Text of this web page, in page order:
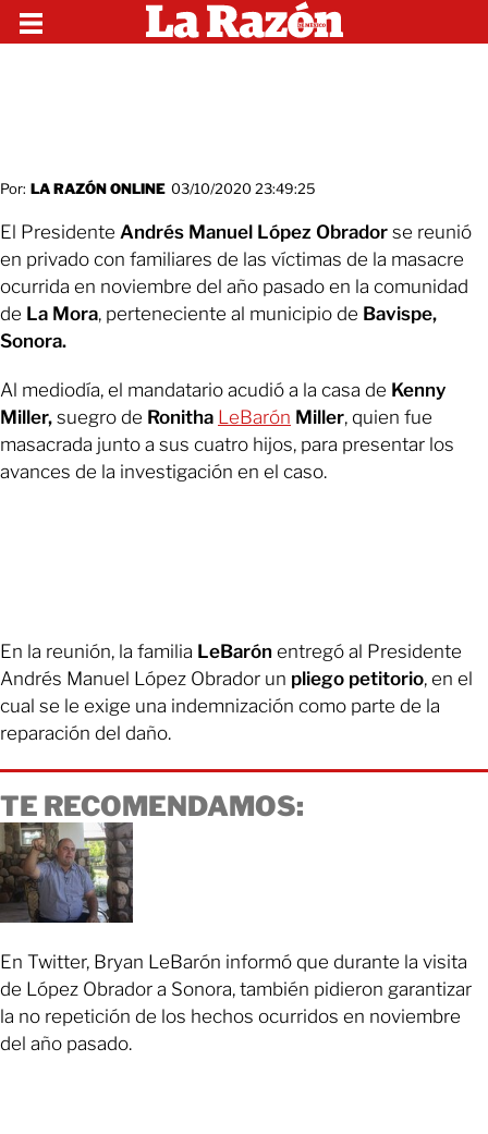
Por: LA RAZÓN ONLINE 03/10/2020 23:49:25
El Presidente Andrés Manuel López Obrador se reunió
en privado con familiares de las víctimas de la masacre
ocurrida en noviembre del año pasado en la comunidad
de La Mora, perteneciente al municipio de Bavispe,
Sonora.
Al mediodía, el mandatario acudió a la casa de Kenny
Miller, suegro de Ronitha LeBarón Miller, quien fue
masacrada junto a sus cuatro hijos, para presentar los
avances de la investigación en el caso.
En la reunión, la familia LeBarón entregó al Presidente
Andrés Manuel López Obrador un pliego petitorio, en el
cual se le exige una indemnización como parte de la
reparación del daño.
TE RECOMENDAMOS:
En Twitter, Bryan LeBarón informó que durante la visita
de López Obrador a Sonora, también pidieron garantizar
la no repetición de los hechos ocurridos en noviembre
del año pasado.